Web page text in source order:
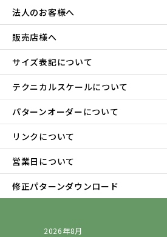
法人のお客様へ
販売店様へ
サイズ表記について
テクニカルスケールについて
パターンオーダーについて
リンクについて
営業日について
修正パターンダウンロード
2026年8月